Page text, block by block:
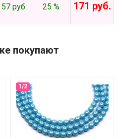
57 руб. 25 % 171 руб.
покупают